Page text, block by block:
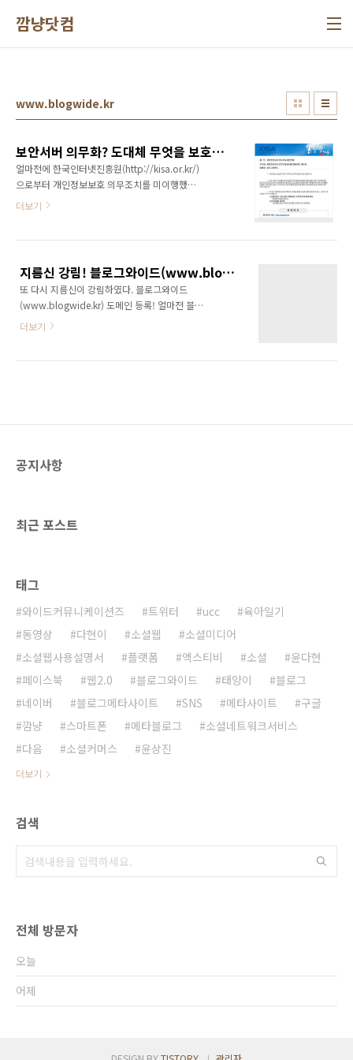
깜냥닷컴
www.blogwide.kr
보안서버 의무화? 도대체 무엇을 보호하겠다고?
얼마전에 한국인터넷진흥원(http://kisa.or.kr/)
으로부터 개인정보보호 의무조치를 미이행했다
고 개선안내 메일을 받았다. 뉴스플랫폼인 블로
런 메일을 받긴 했지만 그때는 주민번호를 받지
않는 것으로 회원가입 폼을 변경하여 넘겼었다.
하지만 이번에는 회원가입 및 로그인을 받는 모
든 웹사이트에 보안서버 적용이 의무라는 것이
다. 정말 의문이다. 로그인을 받는 모든 웹사이트
한 고객 동의야 그렇다고 하더라도 보안서버를
더보기
지름신 강림! 블로그와이드(www.blogwide.kr) 도메인 등록!
또 다시 지름신이 강림하였다. 블로그와이드
(www.blogwide.kr) 도메인 등록! 얼마전 블로
그 메타사이트인 블로그와이드
와 와이프의 반대에 부딧혀 차일피일 미루어왔
blogwide..
더보기
공지사항
최근 포스트
태그
와이드커뮤니케이션즈 트위터 ucc
육아일기
동영상
다현이 소셜웹
소셜미디어
소셜웹사용설명서
플랫폼 엑스티비 소셜
윤다현
페이스북
웹2.0 블로그와이드 태양이
블로그
네이버
블로그메타사이트 SNS 메타사이트
구글
깜냥
스마트폰 메타블로그
소셜네트워크서비스
다음
소셜커머스 윤상진
더보기
검색
전체 방문자
오늘
어제